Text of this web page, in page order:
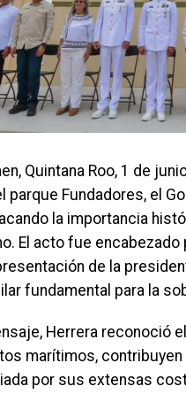
Quintana Roo, 1 de
parque Fundadores, el
la importancia
El acto fue
de la
fundamental para la
Herrera reconoció
marítimos,
por sus extensas